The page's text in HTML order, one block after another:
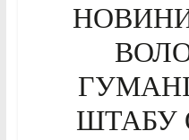
ШТАБУ